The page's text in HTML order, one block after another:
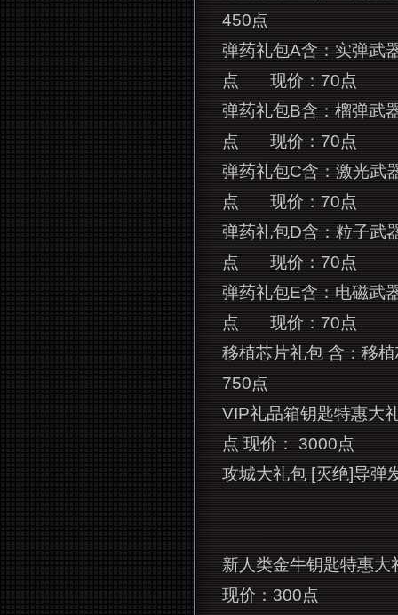
450点
弹药礼包A含：实弹武
点
现价：70点
弹药礼包B含：榴弹武
点
现价：70点
弹药礼包C含：激光武
点
现价：70点
弹药礼包D含：粒子武
点
现价：70点
弹药礼包E含：电磁武
点
现价：70点
移植芯片礼包 含：移
750点
VIP礼品箱钥匙特惠大
点 现价： 3000点
攻城大礼包 [灭绝]导弹
新人类金牛钥匙特惠大
现价：300点